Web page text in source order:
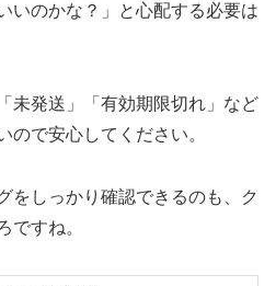
いのかな？」と心配する必要は
未発送」「有効期限切れ」など
ので安心してください。
をしっかり確認できるのも、ク
ですね。